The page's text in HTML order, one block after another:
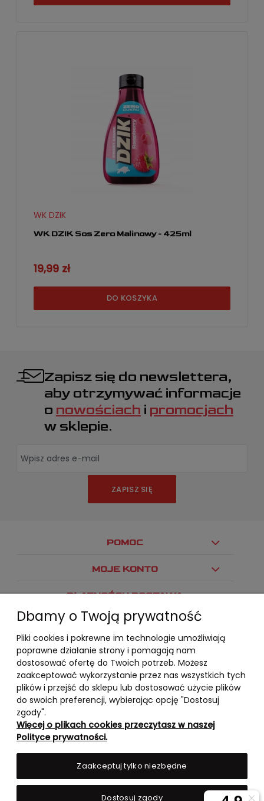
WK DZIK Sos Zero Malinowy - 425ml
WK DZIK
19,99 zł
DO KOSZYKA
Zapisz się do newslettera,
aby otrzymywać informacje
o nowościach i promocjach
w sklepie.
ZAPISZ SIĘ
POMOC
MOJE KONTO
PŁATNOŚCI I DOSTAWA
INFORMACJE
O NAS
Dbamy o Twoją prywatność
Pliki cookies i pokrewne im technologie umożliwiają
poprawne działanie strony i pomagają nam
dostosować ofertę do Twoich potrzeb. Możesz
zaakceptować wykorzystanie przez nas wszystkich tych
plików i przejść do sklepu lub dostosować użycie plików
do swoich preferencji, wybierając opcję "Dostosuj
zgody".
Więcej o plikach cookies przeczytasz w naszej
Polityce prywatności.
Zaakceptuj tylko niezbędne
Dostosuj zgody